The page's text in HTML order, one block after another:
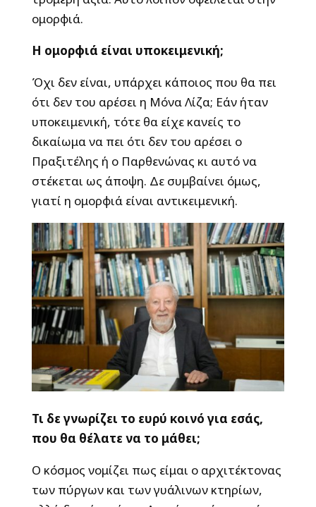
ομορφιά.
Η ομορφιά είναι υποκειμενική;
Όχι δεν είναι, υπάρχει κάποιος που θα πει
ότι δεν του αρέσει η Μόνα Λίζα; Εάν ήταν
υποκειμενική, τότε θα είχε κανείς το
δικαίωμα να πει ότι δεν του αρέσει ο
Πραξιτέλης ή ο Παρθενώνας κι αυτό να
στέκεται ως άποψη. Δε συμβαίνει όμως,
γιατί η ομορφιά είναι αντικειμενική.
Τι δε γνωρίζει το ευρύ κοινό για εσάς,
που θα θέλατε να το μάθει;
Ο κόσμος νομίζει πως είμαι ο αρχιτέκτονας
των πύργων και των γυάλινων κτηρίων,